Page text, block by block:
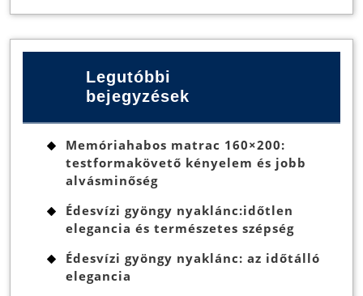
Legutóbbi
bejegyzések
Memóriahabos matrac 160×200:
testformakövető kényelem és jobb
alvásminőség
Édesvízi gyöngy nyaklánc:időtlen
elegancia és természetes szépség
Édesvízi gyöngy nyaklánc: az időtálló
elegancia